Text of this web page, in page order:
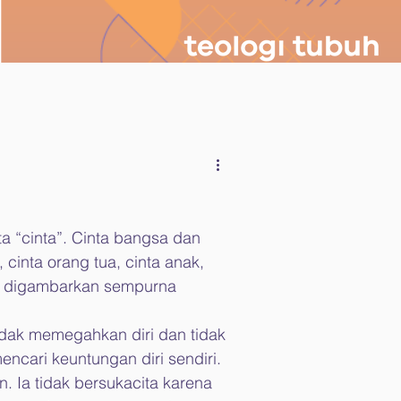
“cinta”. Cinta bangsa dan
orang tua, cinta anak,
sempurna
memegahkan diri dan tidak
keuntungan diri sendiri.
Ia tidak bersukacita karena